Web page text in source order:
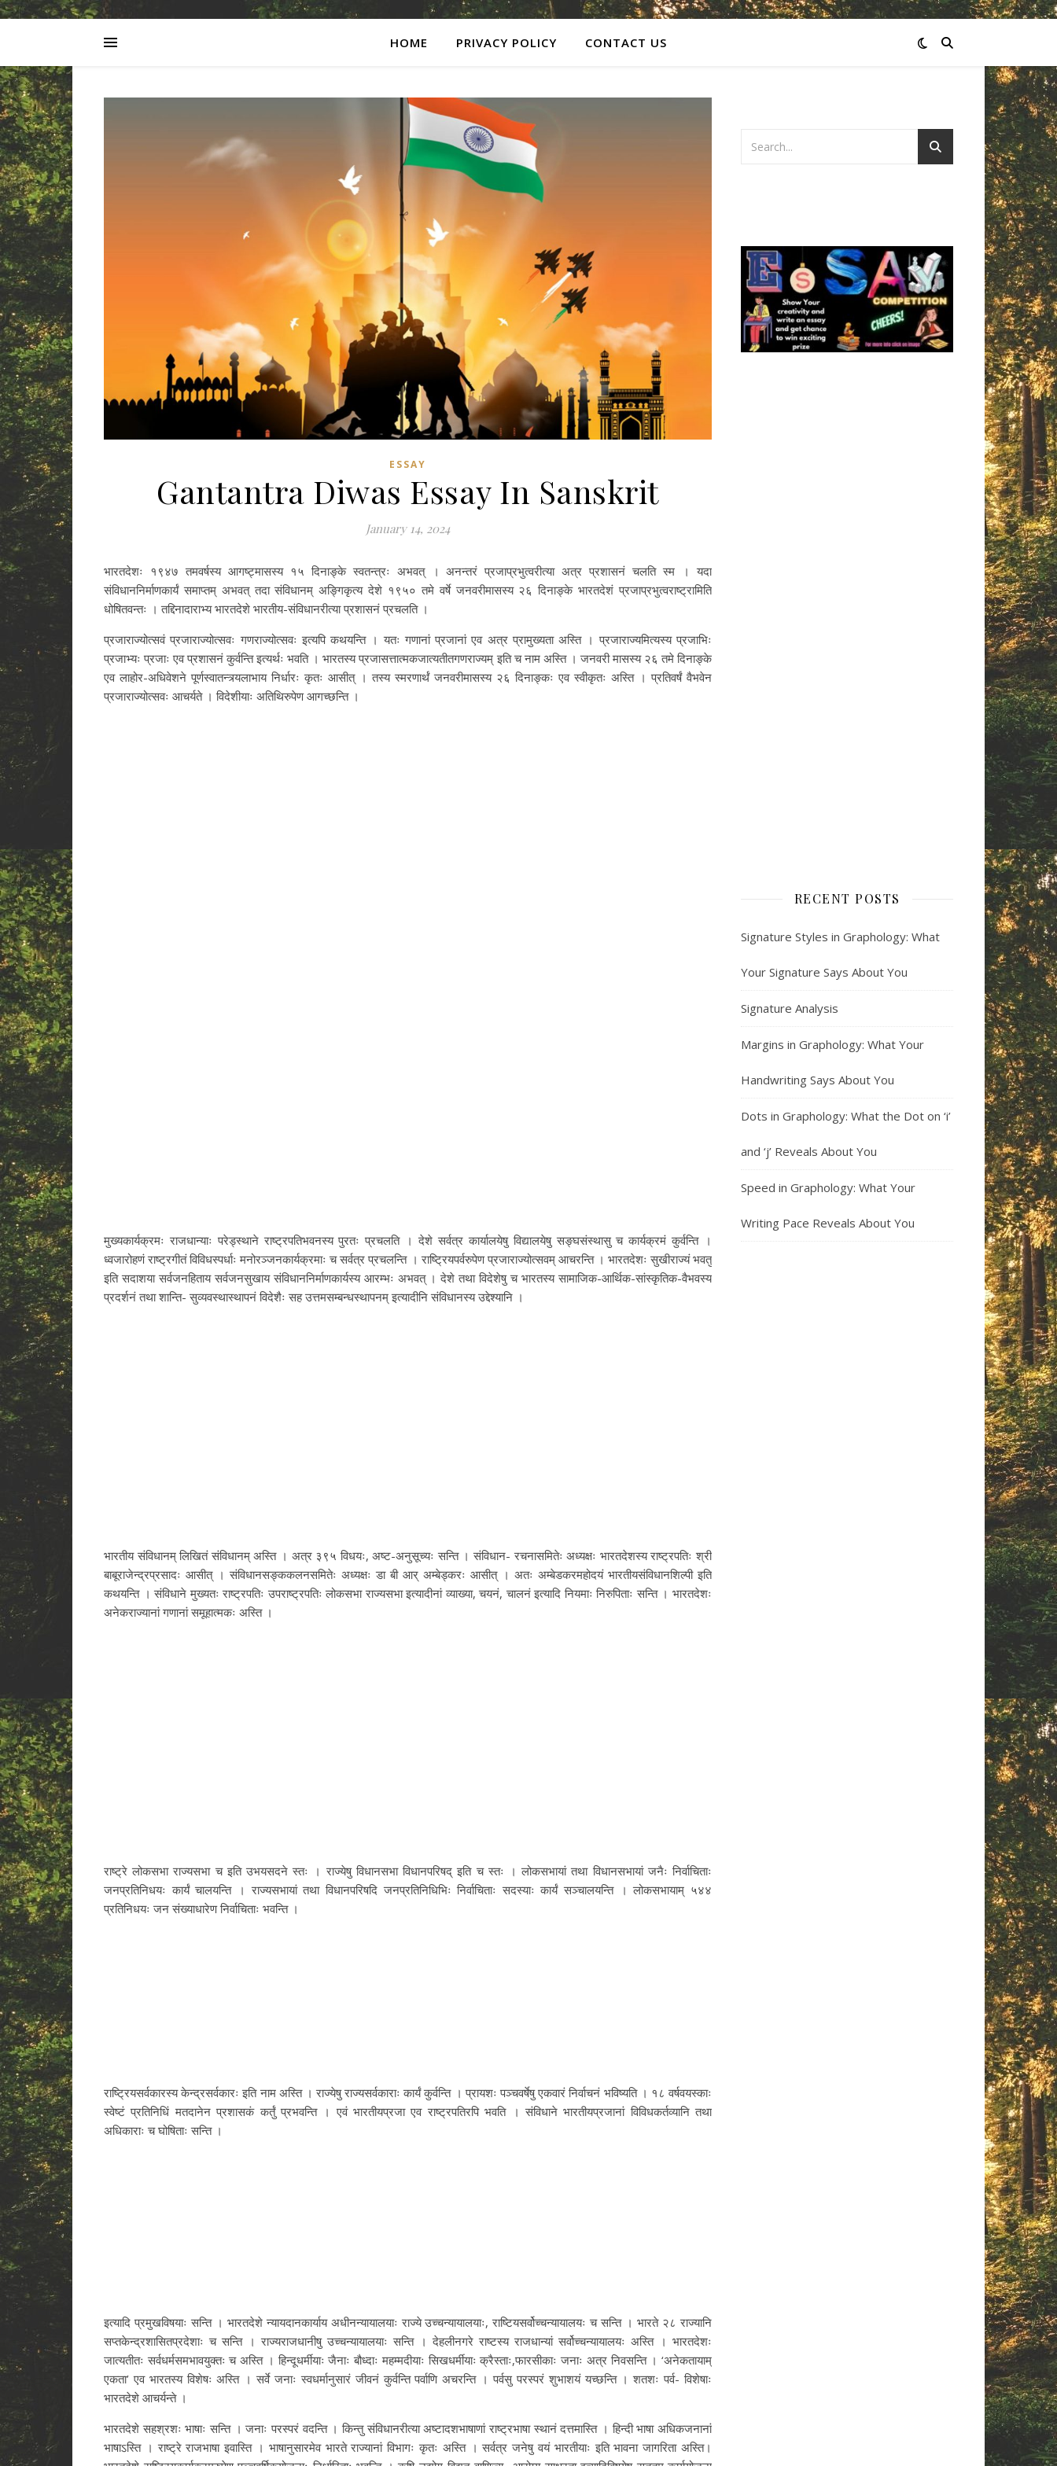
HOME PRIVACY POLICY CONTACT US
ESSAY
Gantantra Diwas Essay In Sanskrit
January 14, 2024
भारतदेशः १९४७ तमवर्षस्य आगष्ट्मासस्य १५ दिनाङ्के स्वतन्त्रः अभवत् । अनन्तरं प्रजाप्रभुत्वरीत्या अत्र प्रशासनं चलति स्म । यदा
संविधाननिर्माणकार्यं समाप्तम् अभवत् तदा संविधानम् अङ्गिकृत्य देशे १९५० तमे वर्षे जनवरीमासस्य २६ दिनाङ्के भारतदेशं प्रजाप्रभुत्वराष्ट्रामिति
धोषितवन्तः । तद्दिनादाराभ्य भारतदेशे भारतीय-संविधानरीत्या प्रशासनं प्रचलति ।
प्रजाराज्योत्सवं प्रजाराज्योत्सवः गणराज्योत्सवः इत्यपि कथयन्ति । यतः गणानां प्रजानां एव अत्र प्रामुख्यता अस्ति । प्रजाराज्यमित्यस्य प्रजाभिः
प्रजाभ्यः प्रजाः एव प्रशासनं कुर्वन्ति इत्यर्थः भवति । भारतस्य प्रजासत्तात्मकजात्यतीतगणराज्यम् इति च नाम अस्ति । जनवरी मासस्य २६ तमे दिनाङ्के
एव लाहोर-अधिवेशने पूर्णस्वातन्त्र्यलाभाय निर्धारः कृतः आसीत् । तस्य स्मरणार्थं जनवरीमासस्य २६ दिनाङ्कः एव स्वीकृतः अस्ति । प्रतिवर्षं वैभवेन
प्रजाराज्योत्सवः आचर्यते । विदेशीयाः अतिथिरुपेण आगच्छन्ति ।
मुख्यकार्यक्रमः राजधान्याः परेड्स्थाने राष्ट्रपतिभवनस्य पुरतः प्रचलति । देशे सर्वत्र कार्यालयेषु विद्यालयेषु सङ्घसंस्थासु च कार्यक्रमं कुर्वन्ति ।
ध्वजारोहणं राष्ट्रगीतं विविधस्पर्धाः मनोरञ्जनकार्यक्रमाः च सर्वत्र प्रचलन्ति । राष्ट्रियपर्वरुपेण प्रजाराज्योत्सवम् आचरन्ति । भारतदेशः सुखीराज्यं भवतु
इति सदाशया सर्वजनहिताय सर्वजनसुखाय संविधाननिर्माणकार्यस्य आरम्भः अभवत् । देशे तथा विदेशेषु च भारतस्य सामाजिक-आर्थिक-सांस्कृतिक-वैभवस्य
प्रदर्शनं तथा शान्ति- सुव्यवस्थास्थापनं विदेशैः सह उत्तमसम्बन्धस्थापनम् इत्यादीनि संविधानस्य उद्देश्यानि ।
भारतीय संविधानम् लिखितं संविधानम् अस्ति । अत्र ३९५ विधयः, अष्ट-अनुसूच्यः सन्ति । संविधान- रचनासमितेः अध्यक्षः भारतदेशस्य राष्ट्रपतिः श्री
बाबूराजेन्द्रप्रसादः आसीत् । संविधानसङ्ककलनसमितेः अध्यक्षः डा बी आर् अम्बेड्करः आसीत् । अतः अम्बेडकरमहोदयं भारतीयसंविधानशिल्पी इति
कथयन्ति । संविधाने मुख्यतः राष्ट्रपतिः उपराष्ट्रपतिः लोकसभा राज्यसभा इत्यादीनां व्याख्या, चयनं, चालनं इत्यादि नियमाः निरुपिताः सन्ति । भारतदेशः
अनेकराज्यानां गणानां समूहात्मकः अस्ति ।
राष्ट्रे लोकसभा राज्यसभा च इति उभयसदने स्तः । राज्येषु विधानसभा विधानपरिषद् इति च स्तः । लोकसभायां तथा विधानसभायां जनैः निर्वाचिताः
जनप्रतिनिधयः कार्यं चालयन्ति । राज्यसभायां तथा विधानपरिषदि जनप्रतिनिधिभिः निर्वाचिताः सदस्याः कार्यं सञ्चालयन्ति । लोकसभायाम् ५४४
प्रतिनिधयः जन संख्याधारेण निर्वाचिताः भवन्ति ।
राष्ट्रियसर्वकारस्य केन्द्रसर्वकारः इति नाम अस्ति । राज्येषु राज्यसर्वकाराः कार्यं कुर्वन्ति । प्रायशः पञ्चवर्षेषु एकवारं निर्वाचनं भविष्यति । १८ वर्षवयस्काः
स्वेष्टं प्रतिनिधिं मतदानेन प्रशासकं कर्तुं प्रभवन्ति । एवं भारतीयप्रजा एव राष्ट्रपतिरपि भवति । संविधाने भारतीयप्रजानां विविधकर्तव्यानि तथा
अधिकाराः च घोषिताः सन्ति ।
इत्यादि प्रमुखविषयाः सन्ति । भारतदेशे न्यायदानकार्याय अधीनन्यायालयाः राज्ये उच्चन्यायालयाः, राष्टियसर्वोच्चन्यायालयः च सन्ति । भारते २८ राज्यानि
सप्तकेन्द्रशासितप्रदेशाः च सन्ति । राज्यराजधानीषु उच्चन्यायालयाः सन्ति । देहलीनगरे राष्टस्य राजधान्यां सर्वोच्चन्यायालयः अस्ति । भारतदेशः
जात्यतीतः सर्वधर्मसमभावयुक्तः च अस्ति । हिन्दूधर्मीयाः जैनाः बौध्दाः महम्मदीयाः सिखधर्मीयाः क्रैस्ताः,फारसीकाः जनाः अत्र निवसन्ति । ‘अनेकतायाम्
एकता’ एव भारतस्य विशेषः अस्ति । सर्वे जनाः स्वधर्मानुसारं जीवनं कुर्वन्ति पर्वाणि अचरन्ति । पर्वसु परस्परं शुभाशयं यच्छन्ति । शतशः पर्व- विशेषाः
भारतदेशे आचर्यन्ते ।
भारतदेशे सहश्रशः भाषाः सन्ति । जनाः परस्परं वदन्ति । किन्तु संविधानरीत्या अष्टादशभाषाणां राष्ट्रभाषा स्थानं दत्तमास्ति । हिन्दी भाषा अधिकजनानां
भाषाऽस्ति । राष्ट्रे राजभाषा इवास्ति । भाषानुसारमेव भारते राज्यानां विभागः कृतः अस्ति । सर्वत्र जनेषु वयं भारतीयाः इति भावना जागरिता अस्ति।
RECENT POSTS
Signature Styles in Graphology: What
Your Signature Says About You
Signature Analysis
Margins in Graphology: What Your
Handwriting Says About You
Dots in Graphology: What the Dot on ‘i’
and ‘j’ Reveals About You
Speed in Graphology: What Your
Writing Pace Reveals About You